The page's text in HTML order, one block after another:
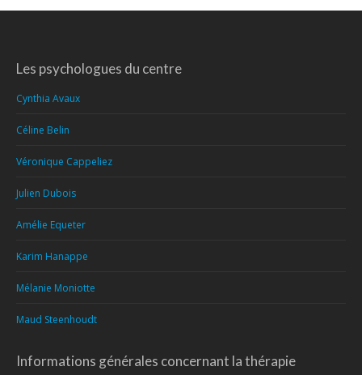
Les psychologues du centre
Cynthia Avaux
Céline Belin
Véronique Cappeliez
Julien Dubois
Amélie Equeter
Karim Hanappe
Mélanie Moniotte
Maud Steenhoudt
Informations générales concernant la thérapie